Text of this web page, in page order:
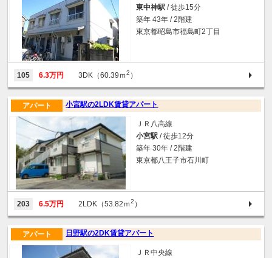
東中神駅 / 徒歩15分
築年 43年 / 2階建
東京都昭島市福島町2丁目
105 6.3万円 3DK（60.39ｍ2 ）
小宮駅の2LDK賃貸アパート
アパート
ＪＲ八高線
小宮駅 / 徒歩12分
築年 30年 / 2階建
東京都八王子市石川町
203 6.5万円 2LDK（53.82ｍ2 ）
日野駅の2DK賃貸アパート
アパート
ＪＲ中央線